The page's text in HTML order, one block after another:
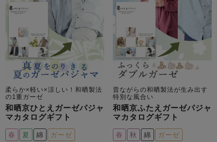
柔らか×軽い×涼しい！和晒製法
の1重ガーゼ
和晒京ひとえガーゼパジャ
マカタログギフト
春 夏 綿 ガーゼ
昔ながらの和晒製法が生み出す
特別な風合い
和晒京ふたえガーゼパジャ
マカタログギフト
春 秋 綿 ガーゼ